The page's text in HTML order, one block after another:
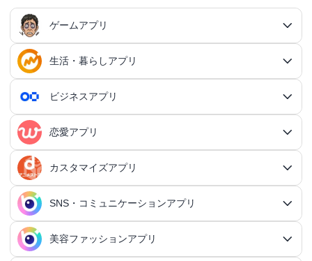
ゲームアプリ
ゲームアプリ総合
RPGアプリ
RPGアプリ総合
王道RPGアプリ
アクションRPGアプリ
シミュレーションRPGアプリ
ダンジョンRPGアプリ
MMORPGアプリ
アクションゲームアプリ
3Dアクションアプリ
アクションRPGアプリ
シミュレーションアプリ
シミュレーションアプリ総合
育成シミュレーションアプリ
戦略シミュレーションアプリ
対戦・協力ゲームアプリ
対戦・協力ゲームアプリ総合
オンライン対戦アプリ
シューティングゲームアプリ
アドベンチャーゲームアプリ
生活・暮らしアプリ
生活・暮らしアプリ総合
ファイナンスアプリ
家計簿アプリ
ふるさと納税アプリ
貯金アプリ
スマホ決済アプリ
日記アプリ
交換日記アプリ
行動記録アプリ
行動記録アプリ総合
習慣化アプリ
ポイ活アプリ
ポイ活アプリ総合
スケジューラ・時計アプリ
ビジネスアプリ
ビジネスアプリ総合
タスク管理アプリ
タスク管理アプリ総合
個人タスク管理アプリ
タスク共有アプリ
QRコードアプリ
OCRアプリ
OCRアプリ総合
恋愛アプリ
恋愛アプリ総合
マッチングアプリ
マッチングアプリ総合
20代向けマッチングアプリ
出会いアプリ
カスタマイズアプリ
カスタマイズアプリ総合
IFTTTアプリ
SNS・コミュニケーションアプリ
SNS・コミュニケーションアプリ総合
美容ファッションアプリ